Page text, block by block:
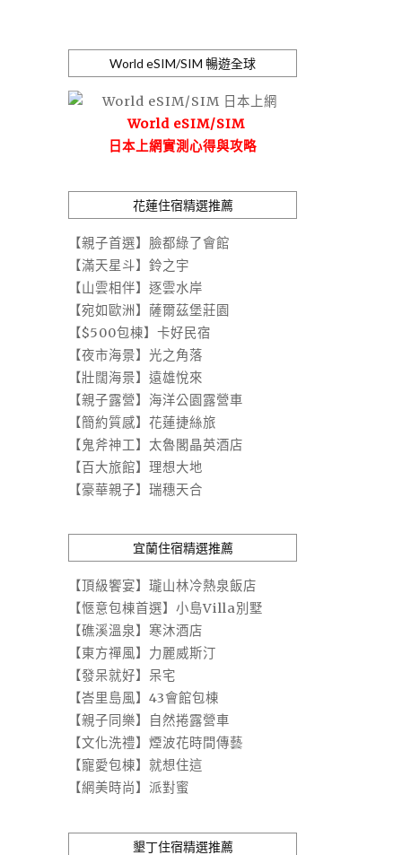
World eSIM/SIM 暢遊全球
World eSIM/SIM
日本上網實測心得與攻略
花蓮住宿精選推薦
【親子首選】臉都綠了會館
【滿天星斗】鈴之宇
【山雲相伴】逐雲水岸
【宛如歐洲】薩爾茲堡莊園
【$500包棟】卡好民宿
【夜市海景】光之角落
【壯闊海景】遠雄悅來
【親子露營】海洋公園露營車
【簡約質感】花蓮捷絲旅
【鬼斧神工】太魯閣晶英酒店
【百大旅館】理想大地
【豪華親子】瑞穗天合
宜蘭住宿精選推薦
【頂級饗宴】瓏山林冷熱泉飯店
【愜意包棟首選】小島Villa別墅
【礁溪溫泉】寒沐酒店
【東方禪風】力麗威斯汀
【發呆就好】呆宅
【峇里島風】43會館包棟
【親子同樂】自然捲露營車
【文化洗禮】煙波花時間傳藝
【寵愛包棟】就想住這
【網美時尚】派對蜜
墾丁住宿精選推薦